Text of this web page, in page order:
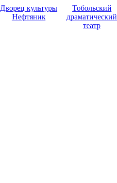
Дворец культуры
Нефтяник
Тобольский
драматический
театр